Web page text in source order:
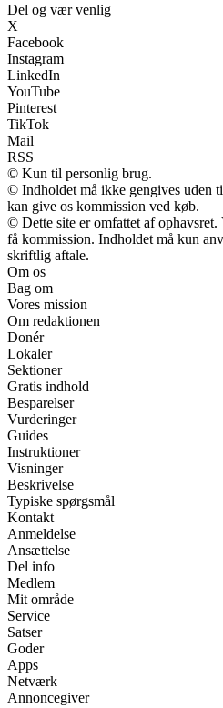
Del og vær venlig
X
Facebook
Instagram
LinkedIn
YouTube
Pinterest
TikTok
Mail
RSS
© Kun til personlig brug.
© Indholdet må ikke gengives uden
kan give os kommission ved køb.
© Dette site er omfattet af
få kommission. Indholdet må kun
skriftlig aftale.
Om os
Bag om
Vores mission
Om redaktionen
Donér
Lokaler
Sektioner
Gratis indhold
Besparelser
Vurderinger
Guides
Instruktioner
Visninger
Beskrivelse
Typiske spørgsmål
Kontakt
Anmeldelse
Ansættelse
Del info
Medlem
Mit område
Service
Satser
Goder
Apps
Netværk
Annoncegiver